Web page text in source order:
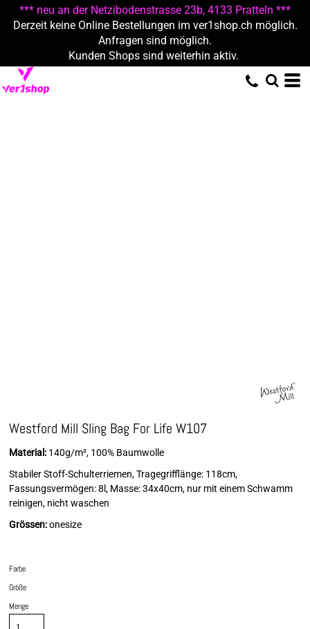
*** neu an der Netzibodenstrasse 23b, 4133 Pratteln ***
Derzeit keine Online Bestellungen im ver1shop.ch möglich.
Anfragen sind möglich.
Kunden Shops sind weiterhin aktiv.
Westford Mill Sling Bag For Life W107
Material: 140g/m², 100% Baumwolle
Stabiler Stoff-Schulterriemen, Tragegrifflänge: 118cm,
Fassungsvermögen: 8l, Masse: 34x40cm, nur mit einem Schwamm
reinigen, nicht waschen
Grössen:onesize
Farbe
Größe
Menge